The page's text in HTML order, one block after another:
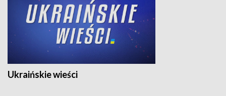
Ukraińskie wieści